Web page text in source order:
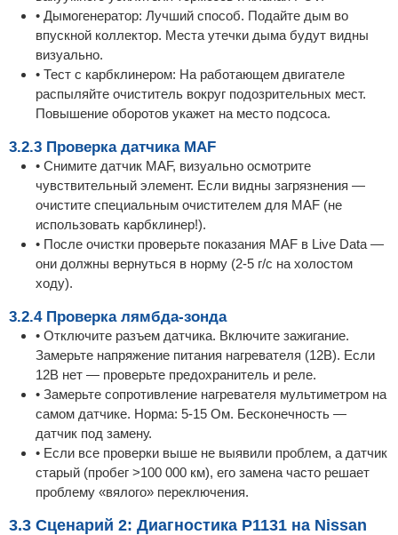
• Дымогенератор: Лучший способ. Подайте дым во
впускной коллектор. Места утечки дыма будут видны
визуально.
• Тест с карбклинером: На работающем двигателе
распыляйте очиститель вокруг подозрительных мест.
Повышение оборотов укажет на место подсоса.
3.2.3 Проверка датчика MAF
• Снимите датчик MAF, визуально осмотрите
чувствительный элемент. Если видны загрязнения —
очистите специальным очистителем для MAF (не
использовать карбклинер!).
• После очистки проверьте показания MAF в Live Data —
они должны вернуться в норму (2-5 г/с на холостом
ходу).
3.2.4 Проверка лямбда-зонда
• Отключите разъем датчика. Включите зажигание.
Замерьте напряжение питания нагревателя (12В). Если
12В нет — проверьте предохранитель и реле.
• Замерьте сопротивление нагревателя мультиметром на
самом датчике. Норма: 5-15 Ом. Бесконечность —
датчик под замену.
• Если все проверки выше не выявили проблем, а датчик
старый (пробег >100 000 км), его замена часто решает
проблему «вялого» переключения.
3.3 Сценарий 2: Диагностика P1131 на Nissan